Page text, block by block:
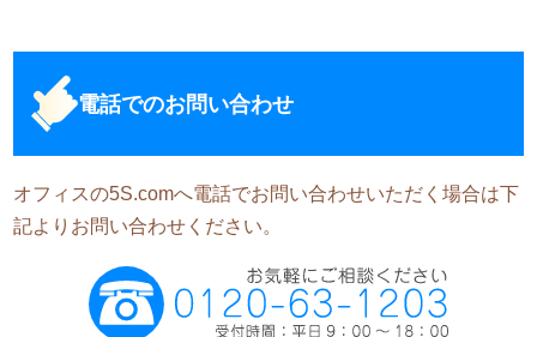
電話でのお問い合わせ
オフィスの5S.comへ電話でお問い合わせいただく場合は下
記よりお問い合わせください。